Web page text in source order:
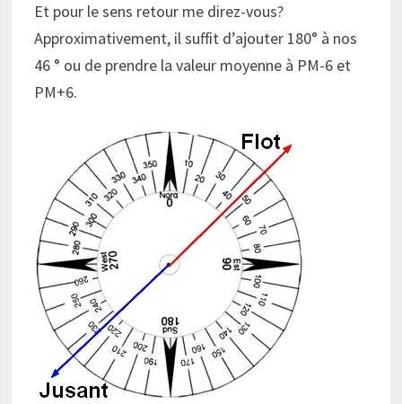
Et pour le sens retour me direz-vous?
Approximativement, il suffit d’ajouter 180° à nos
46 ° ou de prendre la valeur moyenne à PM-6 et
PM+6.